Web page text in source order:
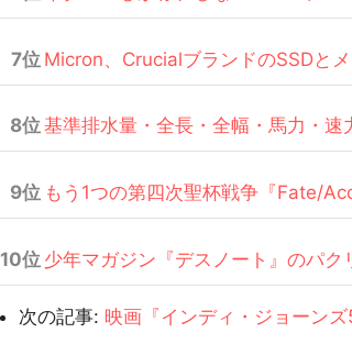
Micron、CrucialブランドのSSDと
基準排水量・全長・全幅・馬力・速
もう1つの第四次聖杯戦争『Fate/
少年マガジン『デスノート』のパク
次の記事: 映画『インディ・ジョーン